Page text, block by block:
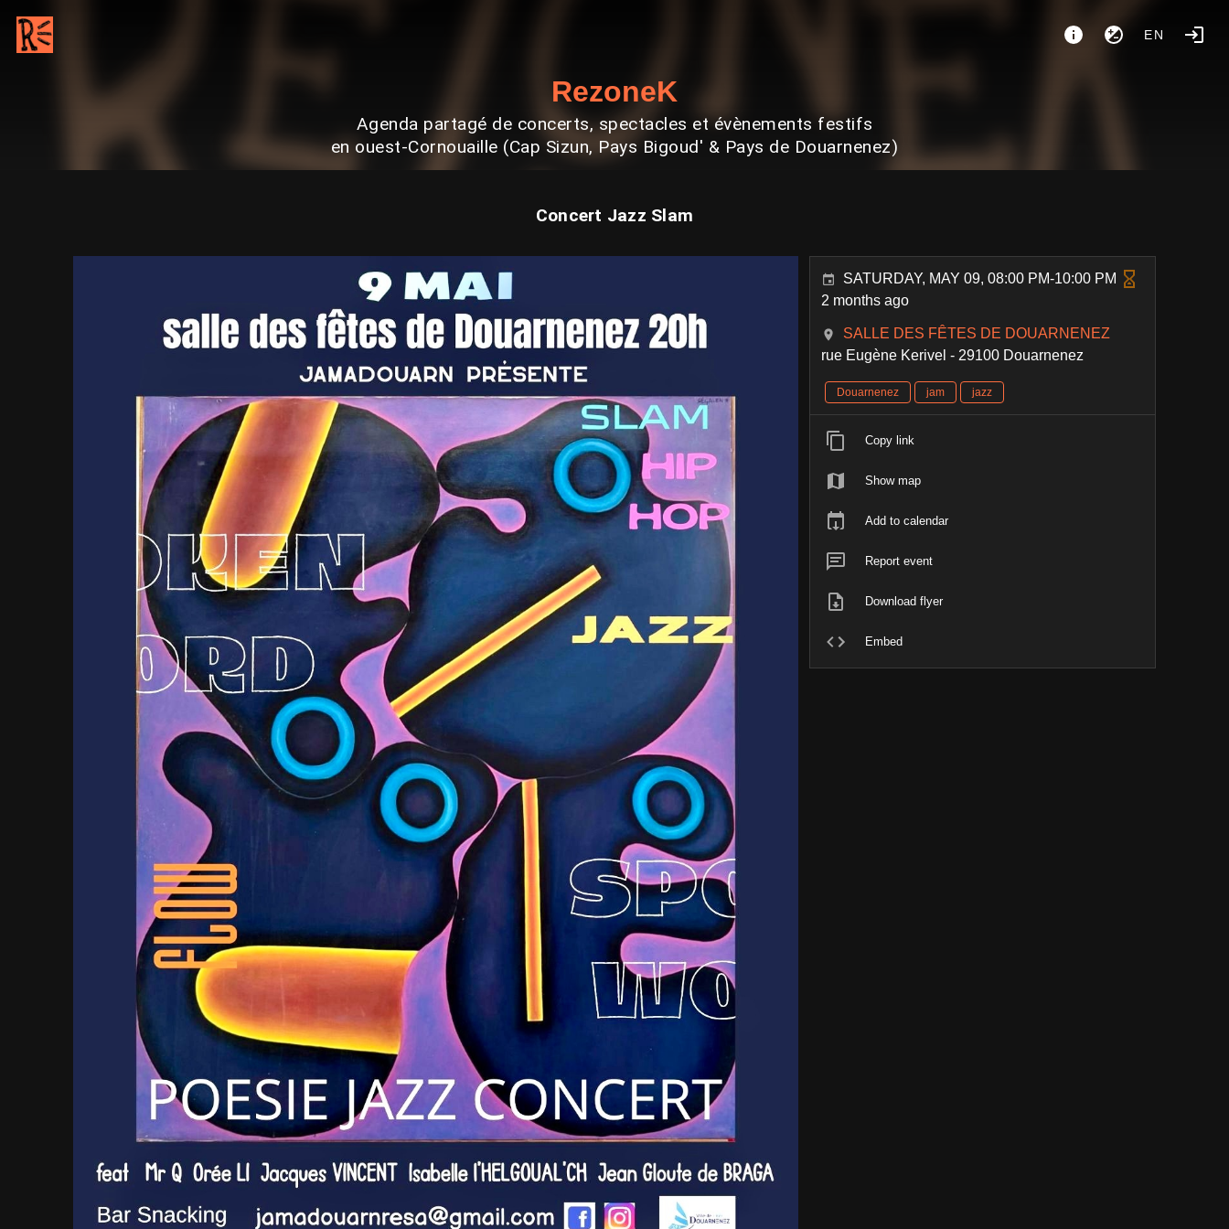
EN
RezoneK
Agenda partagé de concerts, spectacles et évènements festifs
en ouest-Cornouaille (Cap Sizun, Pays Bigoud' & Pays de Douarnenez)
Concert Jazz Slam
SATURDAY, MAY 09, 08:00 PM-10:00 PM
2 months ago
SALLE DES FÊTES DE DOUARNENEZ
rue Eugène Kerivel - 29100 Douarnenez
Douarnenez jam jazz
Copy link
Show map
Add to calendar
Report event
Download flyer
Embed